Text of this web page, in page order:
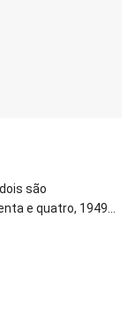
são
e quatro, 1949...